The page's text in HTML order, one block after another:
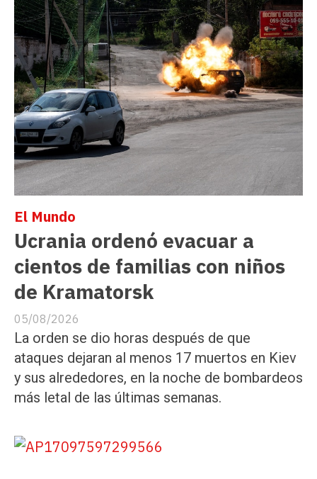
Ucrania ordenó evacuar a
cientos de familias con niños
de Kramatorsk
El Mundo
05/08/2026
La orden se dio horas después de que
ataques dejaran al menos 17 muertos en Kiev
y sus alrededores, en la noche de bombardeos
más letal de las últimas semanas.